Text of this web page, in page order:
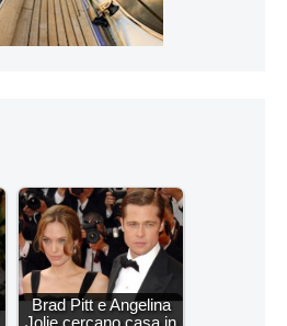
Brad Pitt e Angelina
Jolie cercano casa in